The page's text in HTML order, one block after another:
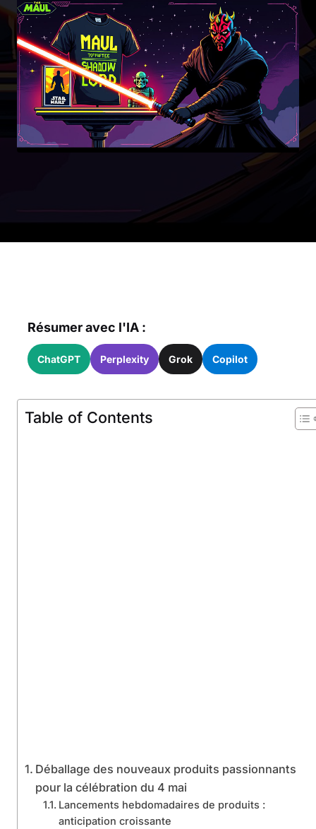
Résumer avec l'IA :
ChatGPT Perplexity Grok Copilot
Table of Contents
Déballage des nouveaux produits passionnants
pour la célébration du 4 mai
Lancements hebdomadaires de produits :
anticipation croissante